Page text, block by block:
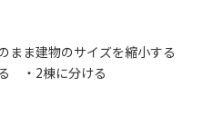
ま建物のサイズを縮小する
・2棟に分ける